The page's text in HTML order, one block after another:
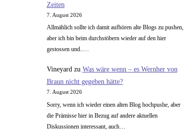
Zeiten
7. August 2026
Allmählich sollte ich damit aufhören alte Blogs zu pushen,
aber ich bin beim durchstöbern wieder auf den hier
gestossen und..…
Vineyardzu Was wäre wenn – es Wernher von
Braun nicht gegeben hätte?
7. August 2026
Sorry, wenn ich wieder einen alten Blog hochpushe, aber
die Prämisse hier in Bezug auf andere aktuellen
Diskussionen interessant, auch…